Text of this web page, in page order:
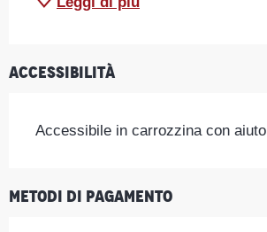
Accessibilità
Accessibile in carrozzina con aiuto
Metodi di pagamento